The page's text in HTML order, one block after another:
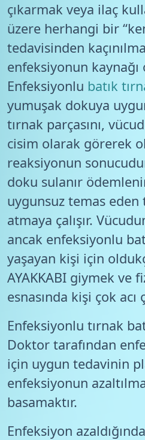
çıkarmak veya ilaç
üzere herhangi bir
tedavisinden
enfeksiyonun kaynağı
Enfeksiyonlu batık
yumuşak dokuya
tırnak parçasını,
cisim olarak görerek
reaksiyonun
doku sulanır
uygunsuz temas eden
atmaya çalışır.
ancak enfeksiyonlu
yaşayan kişi için
AYAKKABI giymek ve
esnasında kişi çok acı
Enfeksiyonlu tırnak
Doktor tarafından
için uygun tedavinin
enfeksiyonun
basamaktır.
Enfeksiyon